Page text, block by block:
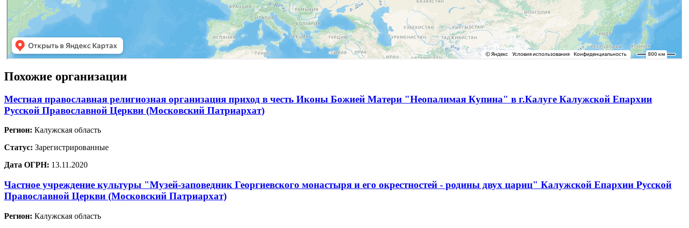
Похожие организации
Местная православная религиозная организация приход в честь Иконы Божией Матери "Неопалимая Купина" в г.Калуге Калужской Епархии
Русской Православной Церкви (Московский Патриархат)
Регион: Калужская область
Статус: Зарегистрированные
Дата ОГРН: 13.11.2020
Частное учреждение культуры "Музей-заповедник Георгиевского монастыря и его окрестностей - родины двух цариц" Калужской Епархии Русской
Православной Церкви (Московский Патриархат)
Регион: Калужская область